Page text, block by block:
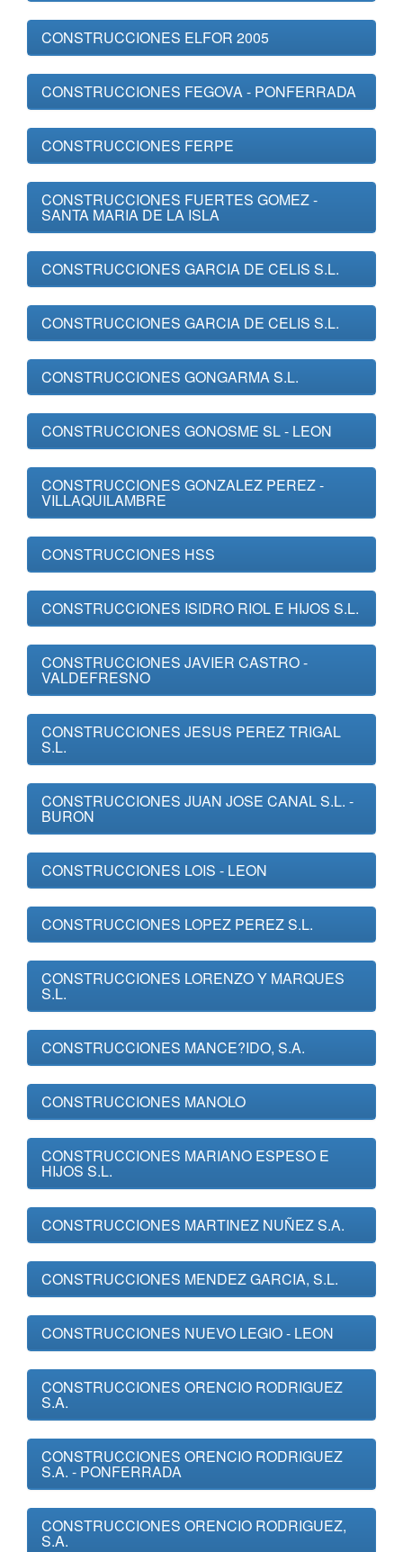
CONSTRUCCIONES ELFOR 2005
CONSTRUCCIONES FEGOVA - PONFERRADA
CONSTRUCCIONES FERPE
CONSTRUCCIONES FUERTES GOMEZ -
SANTA MARIA DE LA ISLA
CONSTRUCCIONES GARCIA DE CELIS S.L.
CONSTRUCCIONES GARCIA DE CELIS S.L.
CONSTRUCCIONES GONGARMA S.L.
CONSTRUCCIONES GONOSME SL - LEON
CONSTRUCCIONES GONZALEZ PEREZ -
VILLAQUILAMBRE
CONSTRUCCIONES HSS
CONSTRUCCIONES ISIDRO RIOL E HIJOS S.L.
CONSTRUCCIONES JAVIER CASTRO -
VALDEFRESNO
CONSTRUCCIONES JESUS PEREZ TRIGAL
S.L.
CONSTRUCCIONES JUAN JOSE CANAL S.L. -
BURON
CONSTRUCCIONES LOIS - LEON
CONSTRUCCIONES LOPEZ PEREZ S.L.
CONSTRUCCIONES LORENZO Y MARQUES
S.L.
CONSTRUCCIONES MANCE?IDO, S.A.
CONSTRUCCIONES MANOLO
CONSTRUCCIONES MARIANO ESPESO E
HIJOS S.L.
CONSTRUCCIONES MARTINEZ NUÑEZ S.A.
CONSTRUCCIONES MENDEZ GARCIA, S.L.
CONSTRUCCIONES NUEVO LEGIO - LEON
CONSTRUCCIONES ORENCIO RODRIGUEZ
S.A.
CONSTRUCCIONES ORENCIO RODRIGUEZ
S.A. - PONFERRADA
CONSTRUCCIONES ORENCIO RODRIGUEZ,
S.A.